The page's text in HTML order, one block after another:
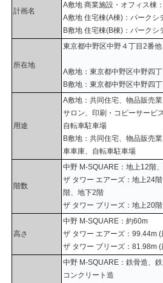
計画名
A敷地 商業施設・オフィス棟
A敷地 住宅棟(A棟)：パークシ
B敷地 住宅棟(B棟)：パーク
所在地
東京都中野区中野４丁目2番他
A敷地：東京都中野区中野四
B敷地：東京都中野区中野四
用途
A敷地：共同住宅、物品販売
サロン、印刷・コピーサービ
自転車駐車場
B敷地：共同住宅、物品販売
車車庫、自転車駐車場
階数
中野 M-SQUARE：地上12階
ザ タワー エアーズ：地上24
階、地下2階
ザ タワー ブリーズ：地上20
高さ
中野 M-SQUARE：約60m
ザ タワー エアーズ：99.44m
ザ タワー ブリーズ：81.98m
中野 M-SQUARE：鉄骨造、
コンクリート造